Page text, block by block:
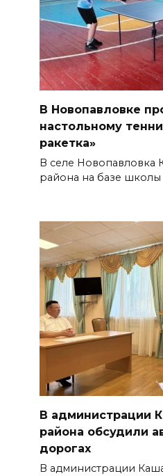
В Новопавловке
настольному
ракетка»
В селе Новопавловка
района на базе школы
В администрации
района обсудили
дорогах
В администрации